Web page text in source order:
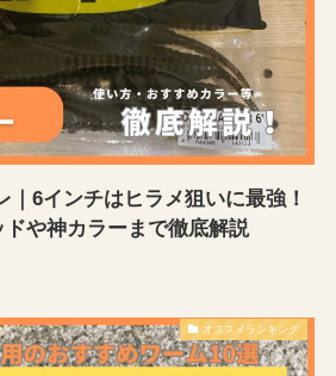
｜6インチはヒラメ狙いに最強！
や神カラーまで徹底解説
オススメランキング